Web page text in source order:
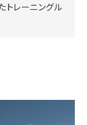
トレーニングル